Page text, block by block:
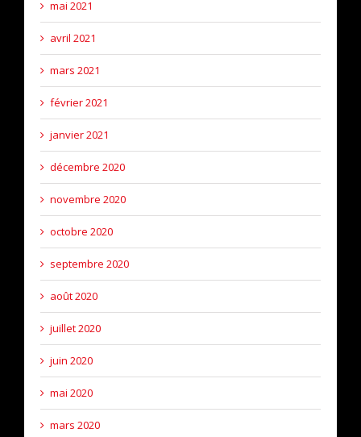
mai 2021
avril 2021
mars 2021
février 2021
janvier 2021
décembre 2020
novembre 2020
octobre 2020
septembre 2020
août 2020
juillet 2020
juin 2020
mai 2020
mars 2020